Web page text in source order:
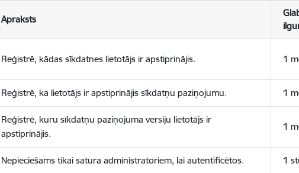
Apraksts
Reģistrē, kādas sīkdatnes lietotājs ir apstiprinājis. 1
Reģistrē, ka lietotājs ir apstiprinājis sīkdatņu paziņojumu. 1
Reģistrē, kuru sīkdatņu paziņojuma versiju lietotājs ir
apstiprinājis.
1
Nepieciešams tikai satura administratoriem, lai autentificētos. 1